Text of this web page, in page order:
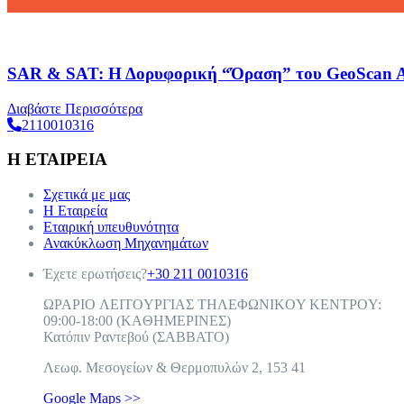
SAR & SAT: Η Δορυφορική “Όραση” του GeoScan
Διαβάστε Περισσότερα
2110010316
Η ΕΤΑΙΡΕΙΑ
Σχετικά με μας
Η Εταιρεία
Εταιρική υπευθυνότητα
Ανακύκλωση Μηχανημάτων
Έχετε ερωτήσεις?+30 211 0010316
ΩPAPIO ΛEITOYPΓIAΣ THΛEΦΩNIKOY KENTPOY:
09:00-18:00 (KAΘHMEPINEΣ)
Κατόπιν Ραντεβού (ΣABBATO)
Λεωφ. Μεσογείων & Θερμοπυλών 2, 153 41
Google Maps >>